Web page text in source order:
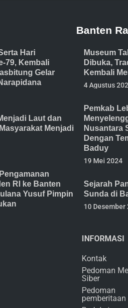
Hari
79, Kembali
Gelar
Laut dan
Menjadi
RI ke Banten
Yusuf Pimpin
Banten
Museum
Dibuka,
Kembali
4 Agustus
Pemkab
Nusantara
Dengan
Baduy
19 Mei 2024
Sejarah
Sunda di
10 Desember
INFORMASI
Kontak
Pedoman
Siber
Pedoman
pemberitaan